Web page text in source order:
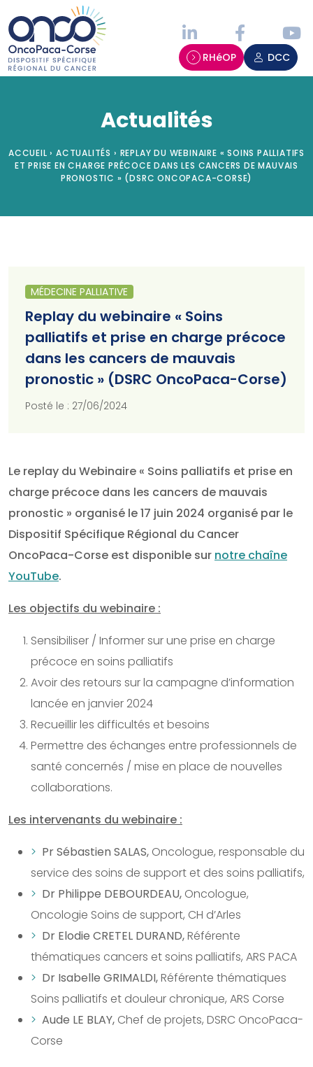
RHéOP DCC
Actualités
ACCUEIL › ACTUALITÉS › REPLAY DU WEBINAIRE « SOINS PALLIATIFS
ET PRISE EN CHARGE PRÉCOCE DANS LES CANCERS DE MAUVAIS
PRONOSTIC » (DSRC ONCOPACA-CORSE)
MÉDECINE PALLIATIVE
Replay du webinaire « Soins
palliatifs et prise en charge précoce
dans les cancers de mauvais
pronostic » (DSRC OncoPaca-Corse)
Posté le : 27/06/2024
Le replay du Webinaire « Soins palliatifs et prise en
charge précoce dans les cancers de mauvais
pronostic » organisé le 17 juin 2024 organisé par le
Dispositif Spécifique Régional du Cancer
OncoPaca-Corse est disponible sur notre chaîne
YouTube.
Les objectifs du webinaire :
Sensibiliser / Informer sur une prise en charge
précoce en soins palliatifs
Avoir des retours sur la campagne d’information
lancée en janvier 2024
Recueillir les difficultés et besoins
Permettre des échanges entre professionnels de
santé concernés / mise en place de nouvelles
collaborations.
Les intervenants du webinaire :
Pr Sébastien SALAS, Oncologue, responsable du
service des soins de support et des soins palliatifs,
Dr Philippe DEBOURDEAU, Oncologue,
Oncologie Soins de support, CH d’Arles
Dr Elodie CRETEL DURAND,Référente
thématiques cancers et soins palliatifs, ARS PACA
Dr Isabelle GRIMALDI,Référente thématiques
Soins palliatifs et douleur chronique, ARS Corse
Aude LE BLAY, Chef de projets, DSRC OncoPaca-
Corse
Panneau de gestion des cookies